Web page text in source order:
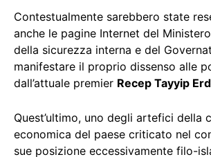
Contestualmente sarebbero state
anche le pagine Internet del
della sicurezza interna e del
manifestare il proprio dissenso alle
dall’attuale premier Recep Tayyip
Quest’ultimo, uno degli artefici della
economica del paese criticato nel
sue posizione eccessivamente filo-